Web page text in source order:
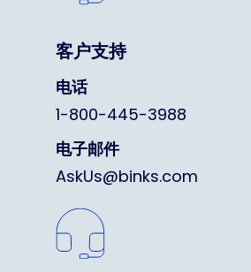
客户支持
电话
1-800-445-3988
电子邮件
AskUs@binks.com